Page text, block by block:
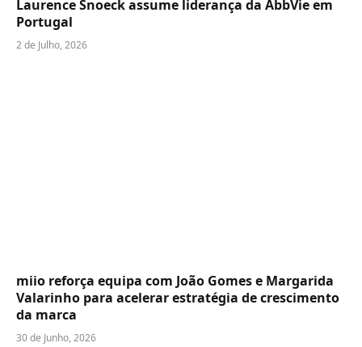
Laurence Snoeck assume liderança da AbbVie em
Portugal
2 de Julho, 2026
miio reforça equipa com João Gomes e Margarida
Valarinho para acelerar estratégia de crescimento
da marca
30 de Junho, 2026